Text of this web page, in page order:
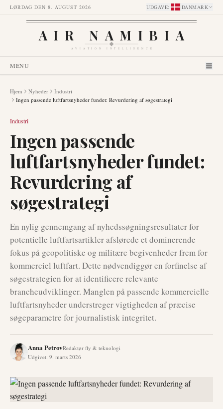
LØRDAG DEN 8. AUGUST 2026 UDGAVE: DANMARK
AIR NAMIBIA
AVIATION INTELLIGENCE
MENU
Hjem Nyheder
Industri
Ingen passende luftfartsnyheder fundet: Revurdering af søgestrategi
Industri
Ingen passende
luftfartsnyheder fundet:
Revurdering af
søgestrategi
En nylig gennemgang af nyhedssøgningsresultater for
potentielle luftfartsartikler afslørede et dominerende
fokus på geopolitiske og militære begivenheder frem for
kommerciel luftfart. Dette nødvendiggør en forfinelse af
søgestrategien for at identificere relevante
brancheudviklinger. Manglen på passende kommercielle
luftfartsnyheder understreger vigtigheden af præcise
søgeparametre for journalistisk integritet.
Anna PetrovRedaktør fly & teknologi
Udgivet: 9. marts 2026